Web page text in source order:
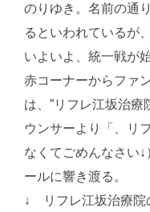
のりゆき。名前の通
るといわれているが
いよいよ、統一戦が
赤コーナーからファ
は、”リフレ江坂治療
ウンサーより「、リ
なくてごめんなさい
ールに響き渡る。
↓ リフレ江坂治療院